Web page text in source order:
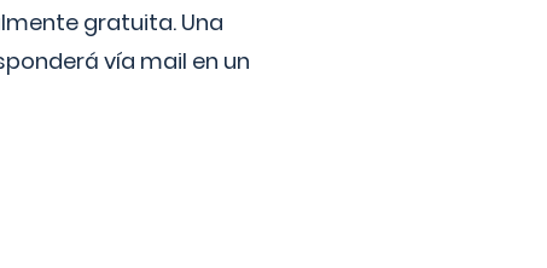
gratuita. Una
vía mail en un